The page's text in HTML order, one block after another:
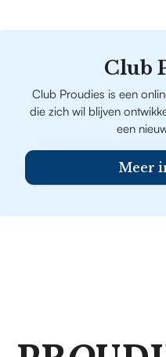
Club
Club Proudies is een
die zich wil blijven
een
Meer